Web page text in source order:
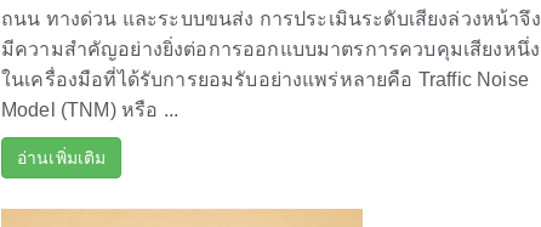
ถนน ทางด่วน และระบบขนส่ง การประเมินระดับเสียงล่วงหน้าจึง
มีความสำคัญอย่างยิ่งต่อการออกแบบมาตรการควบคุมเสียงหนึ่ง
ในเครื่องมือที่ได้รับการยอมรับอย่างแพร่หลายคือ Traffic Noise
Model (TNM) หรือ ...
อ่านเพิ่มเติม